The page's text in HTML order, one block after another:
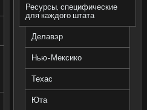
Ресурсы, специфические
для каждого штата
Делавэр
Нью-Мексико
Техас
Юта